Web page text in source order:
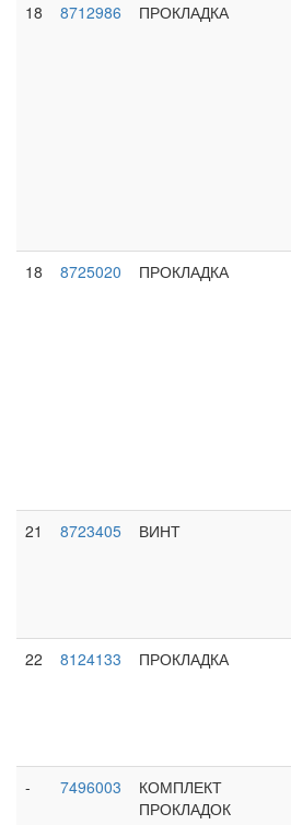
18 8712986 ПРОКЛАДКА
18 8725020 ПРОКЛАДКА
21 8723405 ВИНТ
22 8124133 ПРОКЛАДКА
- 7496003
КОМПЛЕКТ
ПРОКЛАДОК